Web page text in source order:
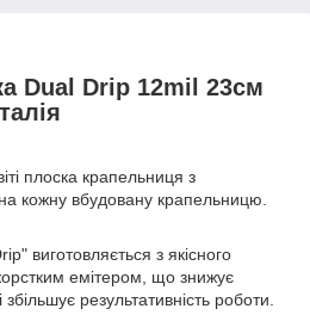
Dual Drip 12mil 23см
плоска крапельниця з
кожну вбудовану крапельницю.
виготовляється з якісного
емітером, що знижує
результативність роботи.